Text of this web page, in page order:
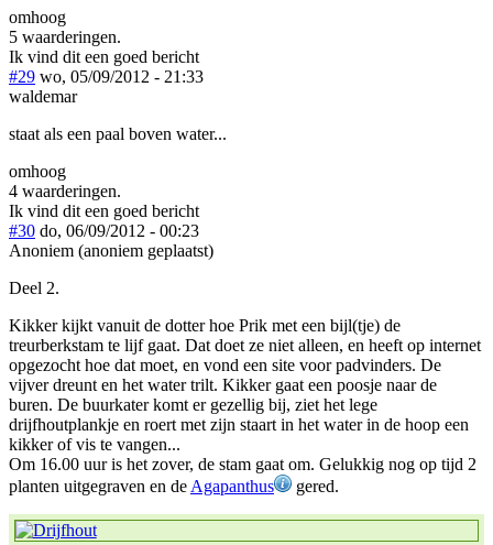
omhoog
5 waarderingen.
Ik vind dit een goed bericht
#29 wo, 05/09/2012 - 21:33
waldemar
staat als een paal boven water...
omhoog
4 waarderingen.
Ik vind dit een goed bericht
#30 do, 06/09/2012 - 00:23
Anoniem (anoniem geplaatst)
Deel 2.
Kikker kijkt vanuit de dotter hoe Prik met een bijl(tje) de
treurberkstam te lijf gaat. Dat doet ze niet alleen, en heeft op internet
opgezocht hoe dat moet, en vond een site voor padvinders. De
vijver dreunt en het water trilt. Kikker gaat een poosje naar de
buren. De buurkater komt er gezellig bij, ziet het lege
drijfhoutplankje en roert met zijn staart in het water in de hoop een
kikker of vis te vangen...
Om 16.00 uur is het zover, de stam gaat om. Gelukkig nog op tijd 2
planten uitgegraven en de Agapanthus gered.